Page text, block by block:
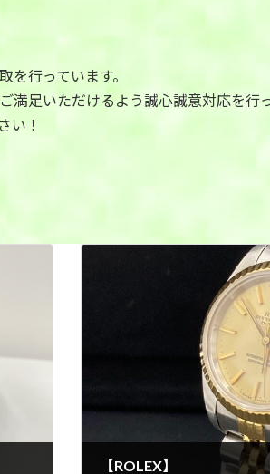
行っています。
満足いただけるよう誠心誠意対応を行
い！
【ROLEX】